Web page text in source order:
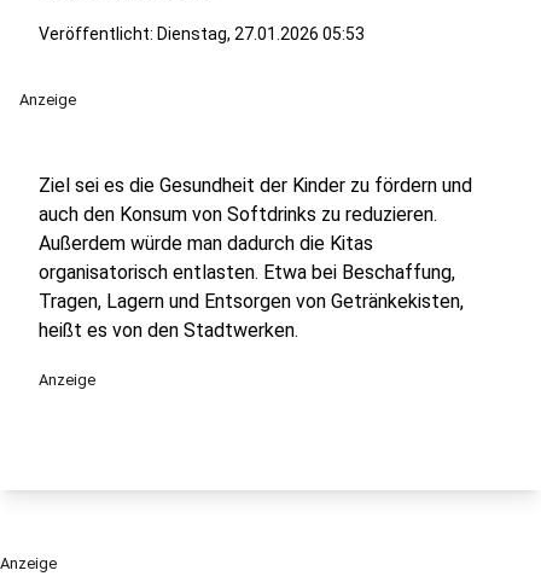
Veröffentlicht: Dienstag, 27.01.2026 05:53
Anzeige
Ziel sei es die Gesundheit der Kinder zu fördern und
auch den Konsum von Softdrinks zu reduzieren.
Außerdem würde man dadurch die Kitas
organisatorisch entlasten. Etwa bei Beschaffung,
Tragen, Lagern und Entsorgen von Getränkekisten,
heißt es von den Stadtwerken.
Anzeige
Anzeige